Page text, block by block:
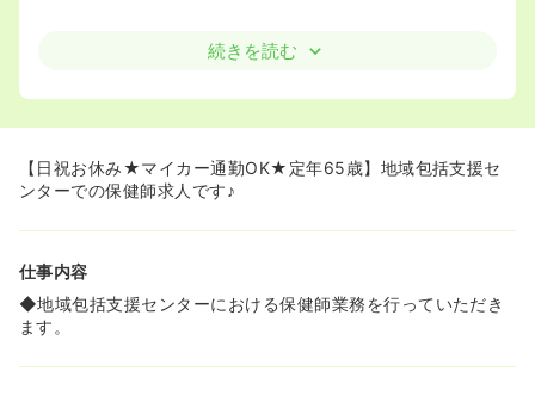
続きを読む
【日祝お休み★マイカー通勤OK★定年65歳】地域包括支援セ
ンターでの保健師求人です♪
仕事内容
◆地域包括支援センターにおける保健師業務を行っていただき
ます。